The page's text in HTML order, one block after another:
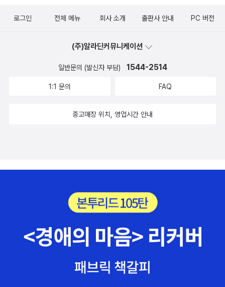
로그인 전체 메뉴 회사 소개 출판사 안내 PC 버전
(주)알라딘커뮤니케이션
일반문의 (발신자 부담) 1544-2514
1:1 문의 FAQ
중고매장 위치, 영업시간 안내